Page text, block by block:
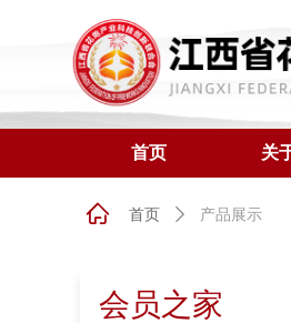
首页 关
ꀇ
会员之家
首页 ꄲ 产品展示